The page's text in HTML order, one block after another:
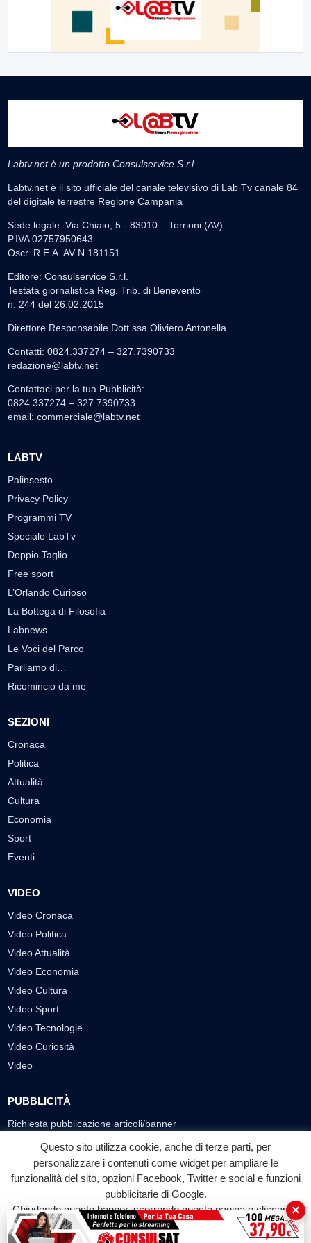
Labtv.net è un prodotto Consulservice S.r.l.
Labtv.net è il sito ufficiale del canale televisivo di Lab Tv canale 84
del digitale terrestre Regione Campania
Sede legale: Via Chiaio, 5 - 83010 – Torrioni (AV)
P.IVA 02757950643
Oscr. R.E.A. AV N.181151
Editore: Consulservice S.r.l.
Testata giornalistica Reg. Trib. di Benevento
n. 244 del 26.02.2015
Direttore Responsabile Dott.ssa Oliviero Antonella
Contatti: 0824.337274 – 327.7390733
redazione@labtv.net
Contattaci per la tua Pubblicità:
0824.337274 – 327.7390733
email: commerciale@labtv.net
LABTV
Palinsesto
Privacy Policy
Programmi TV
Speciale LabTv
Doppio Taglio
Free sport
L’Orlando Curioso
La Bottega di Filosofia
Labnews
Le Voci del Parco
Parliamo di…
Ricomincio da me
SEZIONI
Cronaca
Politica
Attualità
Cultura
Economia
Sport
Eventi
VIDEO
Video Cronaca
Video Politica
Video Attualità
Video Economia
Video Cultura
Video Sport
Video Tecnologie
Video Curiosità
Video
PUBBLICITÀ
Richiesta pubblicazione articoli/banner
SEGUICI SUI SOCIAL
f
Facebook
◎ ▶
YouTube
Questo sito utilizza cookie, anche di terze parti, per
personalizzare i contenuti come widget per ampliare le
funzionalità del sito, opzioni Facebook, Twitter e social e funzioni
pubblicitarie di Google.
Chiudendo questo banner, scorrendo questa pagina o cliccando
su qualunque suo elemento acconsenti all'uso dei cookie.
×